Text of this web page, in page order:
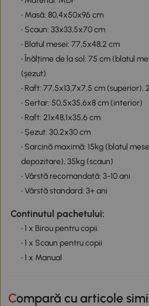
• Masă: 80,4x50x96 cm
• Scaun: 33x33,5x70 cm
• Blatul mesei: 77,5x48,2 cm
• Înălțime de la sol: 75 cm (blatul
(șezut)
• Raft: 77,5x13,7x7,5 cm (superior),
• Sertar: 50,5x35,6x8 cm (interior)
• Raft: 21x48,1x35,6 cm
• Șezut: 30,2x30 cm
• Sarcină maximă: 15kg (blatul
depozitare), 35kg (scaun)
• Vârstă recomandată: 3-10 ani
• Vârstă standard: 3+ ani
Continutul pachetului:
• 1 x Birou pentru copii
• 1 x Scaun pentru copii
• 1 x Manual
Compară cu articole